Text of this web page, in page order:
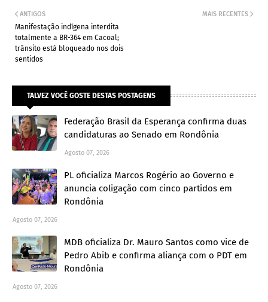
MAIS RECENTES
ANTIGOS
Manifestação indígena interdita
totalmente a BR-364 em Cacoal;
trânsito está bloqueado nos dois
sentidos
TALVEZ VOCÊ GOSTE DESTAS POSTAGENS
Federação Brasil da Esperança confirma duas
candidaturas ao Senado em Rondônia
Agosto 07, 2026
PL oficializa Marcos Rogério ao Governo e
anuncia coligação com cinco partidos em
Rondônia
Agosto 07, 2026
MDB oficializa Dr. Mauro Santos como vice de
Pedro Abib e confirma aliança com o PDT em
Rondônia
Agosto 07, 2026